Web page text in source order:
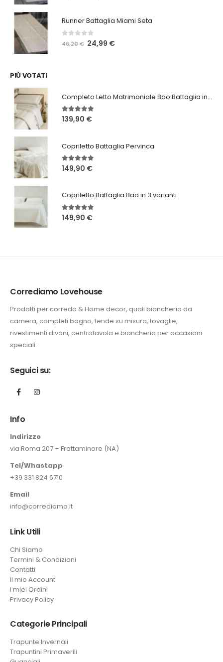
era:
46,20 €.
è:
Runner Battaglia Miami Seta
46,20€ Il24,99 €Il
PIÙ VOTATI
Completo Letto Matrimoniale Bao Battaglia in 3 varianti
5.00Su 5
139,90 €
Copriletto Battaglia Pervinca
5.00Su 5
149,90 €
Copriletto Battaglia Bao in 3 varianti
5.00Su 5
149,90 €
Corrediamo Lovehouse
Prodotti per corredo & Home decor, quali biancheria da
camera, completi bagno, tende su misura, tovaglie,
rivestimenti divani, centrotavola e biancheria per occasioni
speciali.
Seguici su:
Info
Indirizzo
via Roma 207 – Frattaminore (NA)
Tel/Whastapp
+39 331 824 6710
Email
info@corrediamo.it
Link Utili
Chi Siamo
Termini & Condizioni
Contatti
Il mio Account
I miei Ordini
Privacy Policy
Categorie Principali
Trapunte Invernali
Trapuntini Primaverili